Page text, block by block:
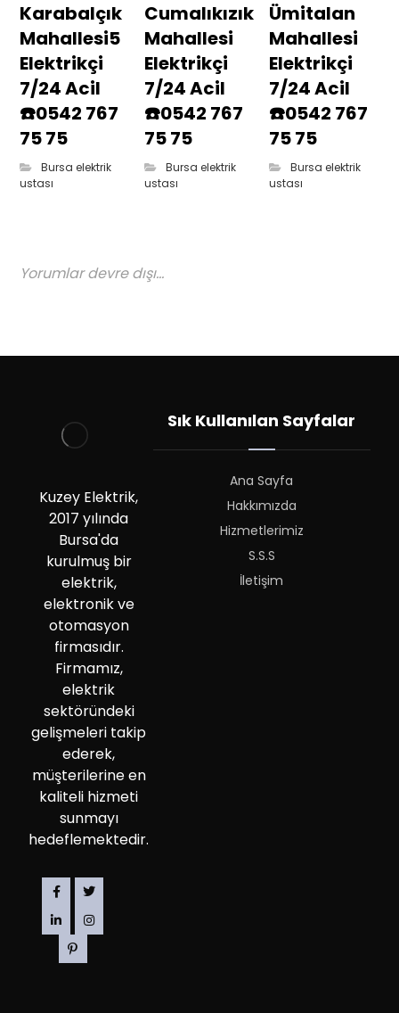
Karabalçık
Mahallesi5
Elektrikçi
7/24 Acil
☎️0542 767
75 75
Bursa elektrik
ustası
Cumalıkızık
Mahallesi
Elektrikçi
7/24 Acil
☎️0542 767
75 75
Bursa elektrik
ustası
Ümitalan
Mahallesi
Elektrikçi
7/24 Acil
☎️0542 767
75 75
Bursa elektrik
ustası
Yorumlar devre dışı...
Kuzey Elektrik,
2017 yılında
Bursa'da
kurulmuş bir
elektrik,
elektronik ve
otomasyon
firmasıdır.
Firmamız,
elektrik
sektöründeki
gelişmeleri takip
ederek,
müşterilerine en
kaliteli hizmeti
sunmayı
hedeflemektedir.
Sık Kullanılan Sayfalar
Ana Sayfa
Hakkımızda
Hizmetlerimiz
S.S.S
İletişim